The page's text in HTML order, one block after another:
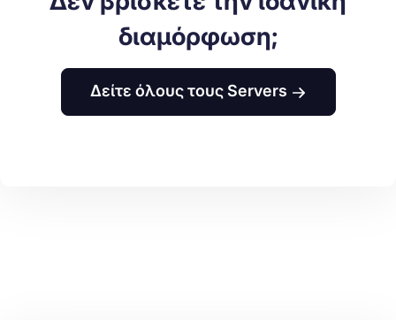
διαμόρφωση;
Δείτε όλους τους Servers